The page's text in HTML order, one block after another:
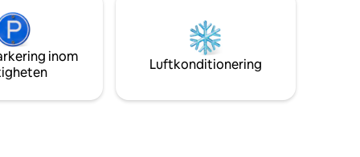
inom
Luftkonditionering